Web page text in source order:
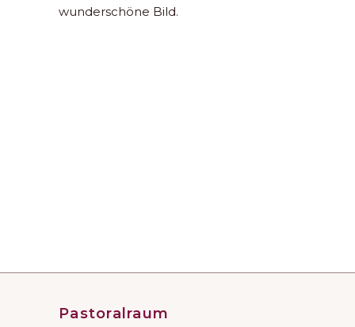
wunderschöne Bild.
Pastoralraum